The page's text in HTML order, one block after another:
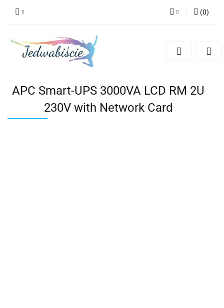
Zarejestruj się
(0)
APC Smart-UPS 3000VA LCD RM 2U
230V with Network Card